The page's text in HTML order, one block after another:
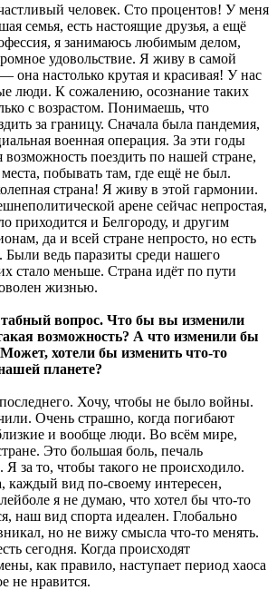
человек. Сто процентов! У меня
семья, есть настоящие друзья, а ещё
я занимаюсь любимым делом,
удовольствие. Я живу в самой
она настолько крутая и красивая! У нас
люди. К сожалению, осознание таких
с возрастом. Понимаешь, что
за границу. Сначала была пандемия,
военная операция. За эти годы
возможность поездить по нашей стране,
побывать там, где ещё не был.
страна! Я живу в этой гармонии.
арене сейчас непростая,
приходится и Белгороду, и другим
да и всей стране непросто, но есть
ведь паразиты среди нашего
стало меньше. Страна идёт по пути
жизнью.
вопрос. Что бы вы изменили
возможность? А что изменили бы
хотели бы изменить что-то
планете?
Хочу, чтобы не было войны.
Очень страшно, когда погибают
и вообще люди. Во всём мире,
Это большая боль, печаль
Я за то, чтобы такого не происходило.
каждый вид по-своему интересен,
я не думаю, что хотел бы что-то
наш вид спорта идеален. Глобально
но не вижу смысла что-то менять.
сегодня. Когда происходят
как правило, наступает период хаоса
не нравится.